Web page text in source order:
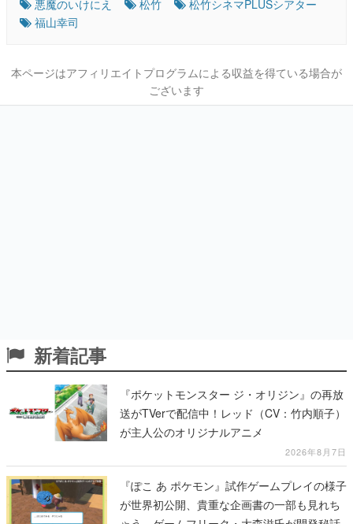
悪魔のいけにえ 松竹
松竹シネマPLUSシアター
福山幸司
本ページはアフィリエイトプログラムによる収益を得ている場合が
ございます
新着記事
『ポケットモンスター ジ・オリジン』の再放
送がTVerで配信中！レッド（CV：竹内順子）
が主人公のオリジナルアニメ
2026年8月7日
『ぽこ あ ポケモン』試作ゲームプレイの様子
が世界初公開、貴重な企画書の一部も見れち